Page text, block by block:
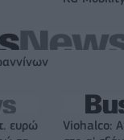
ευρώ
Viohalco: